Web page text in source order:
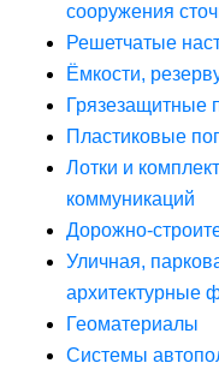
сооружения
Решетчатые
Ёмкости,
Грязезащитные
Пластиковые
Лотки и
коммуникаций
Дорожно-
Уличная,
архитектурные
Геоматериалы
Системы